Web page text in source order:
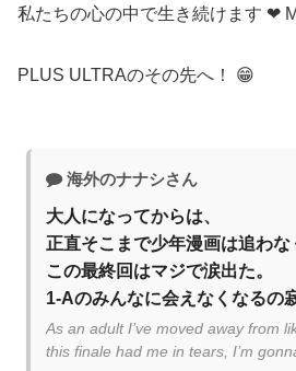
私たちの心の中で生き続けます ❤
PLUS ULTRAのその先へ！ 😁
海外のナナシさん
大人になってからは、
正直そこまで少年漫画は追わな
この最終回はマジで涙出た。
1-Aのみんなに会えなくなるの
As an adult I’ve moved away from
this finale had me in tears, I’m